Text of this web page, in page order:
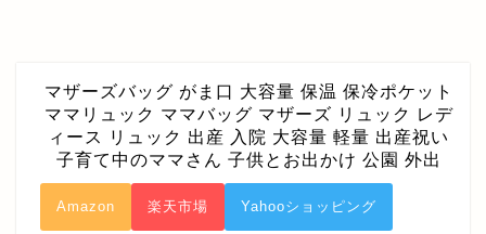
マザーズバッグ がま口 大容量 保温 保冷ポケット
ママリュック ママバッグ マザーズ リュック レデ
ィース リュック 出産 入院 大容量 軽量 出産祝い
子育て中のママさん 子供とお出かけ 公園 外出
Amazon 楽天市場 Yahooショッピング